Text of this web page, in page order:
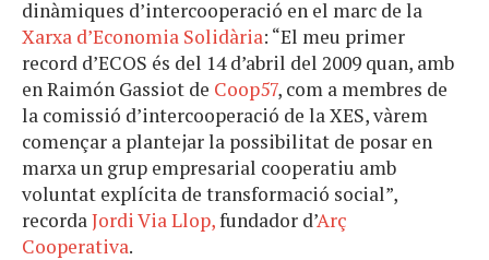
dinàmiques d’intercooperació en el marc de la
Xarxa d’Economia Solidària: “El meu primer
record d’ECOS és del 14 d’abril del 2009 quan, amb
en Raimón Gassiot de Coop57, com a membres de
la comissió d’intercooperació de la XES, vàrem
començar a plantejar la possibilitat de posar en
marxa un grup empresarial cooperatiu amb
voluntat explícita de transformació social”,
recordaJordi Via Llop,fundador d’Arç
Cooperativa.